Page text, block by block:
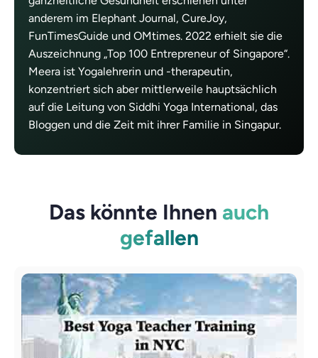
anderem im Elephant Journal, CureJoy,
FunTimesGuide und OMtimes. 2022 erhielt sie die
Auszeichnung „Top 100 Entrepreneur of Singapore“.
Meera ist Yogalehrerin und -therapeutin,
konzentriert sich aber mittlerweile hauptsächlich
auf die Leitung von Siddhi Yoga International, das
Bloggen und die Zeit mit ihrer Familie in Singapur.
Das könnte Ihnen auch
gefallen